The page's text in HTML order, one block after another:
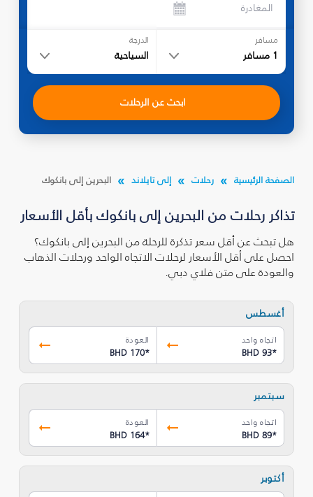
المغادرة
مسافر
1 مسافر
الدرجة
السياحية
ابحث عن الرحلات
الصفحة الرئيسية رحلات إلى تايلاند البحرين إلى بانكوك
تذاكر رحلات من البحرين إلى بانكوك بأقل الأسعار
هل تبحث عن أقل سعر تذكرة للرحلة من البحرين إلى بانكوك؟
احصل على أقل الأسعار لرحلات الاتجاه الواحد ورحلات الذهاب
والعودة على متن فلاي دبي.
أغسطس
اتجاه واحد
BHD 93*
العودة
BHD 170*
سبتمبر
اتجاه واحد
BHD 89*
العودة
BHD 164*
أكتوبر